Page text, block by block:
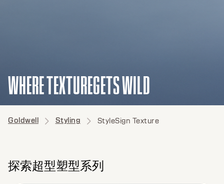
WHERE TEXTUREGETS WILD
Goldwell Styling StyleSign Texture
探索超型塑型系列